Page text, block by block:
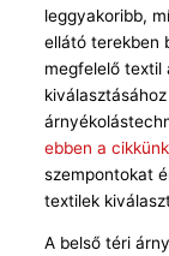
leggyakoribb,
ellátó terekben
megfelelő textil
ebben a
szempontokat
textilek
A belső téri